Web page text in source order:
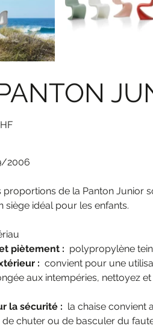
2006
de la Panton Junior
siège idéal pour les enfants.
piètement : polypropylène
: convient pour une
aux intempéries, nettoyez
la sécurité : la chaise convient
chuter ou de basculer du